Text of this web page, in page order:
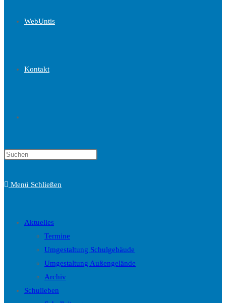
WebUntis
Kontakt
Menü Schließen
Aktuelles
Termine
Umgestaltung Schulgebäude
Umgestaltung Außengelände
Archiv
Schulleben